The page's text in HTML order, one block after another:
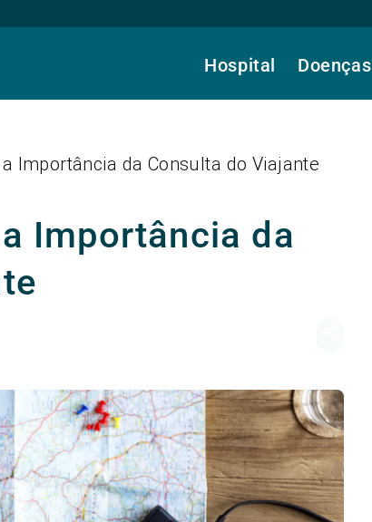
Hospital Doenças
Importância da Consulta do Viajante
Importância da